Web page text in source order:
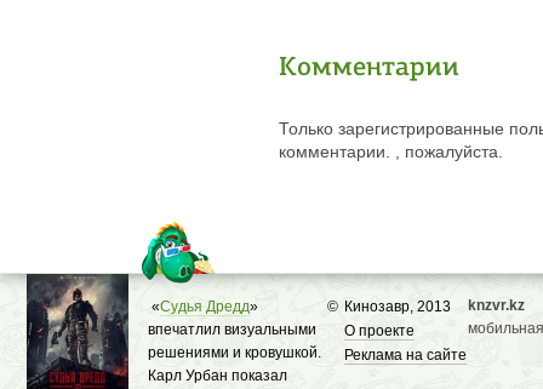
Комментарии
Только зарегистрированные
комментарии. , пожалуйста.
© Кинозавр, 2013
О проекте
Реклама на сайте
«Судья Дредд»
впечатлил визуальными
решениями и кровушкой.
Карл Урбан показал
knzvr.kz